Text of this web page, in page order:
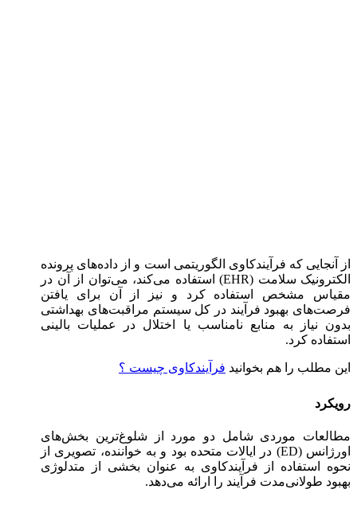
از آنجایی که فرآیندکاوی الگوریتمی است و از داده‌های پرونده
الکترونیک سلامت (EHR) استفاده می‌کند، می‌توان از آن در
مقیاس مشخص استفاده کرد و نیز از آن برای یافتن
فرصت‌های بهبود فرآیند در کل سیستم مراقبت‌های بهداشتی
بدون نیاز به منابع نامناسب یا اختلال در عملیات بالینی
استفاده کرد.
این مطلب را هم بخوانید فرآیندکاوی چیست ؟
رویکرد
مطالعات موردی شامل دو مورد از شلوغ‌ترین بخش‌های
اورژانس (ED) در ایالات متحده بود و به خواننده، تصویری از
نحوه استفاده از فرآیندکاوی به عنوان بخشی از متدلوژی
بهبود طولانی‌مدت فرآیند را ارائه می‌دهد.